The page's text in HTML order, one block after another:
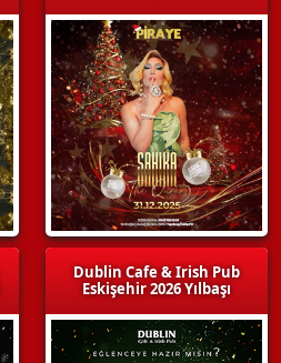
Dublin Cafe & Irish Pub
Eskişehir 2026 Yılbaşı